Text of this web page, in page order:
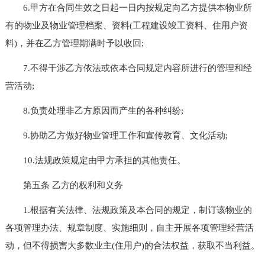
6.甲方在合同生效之日起一日内按规定向乙方提供本物业所
有的物业及物业管理档案、资料(工程建设竣工资料、住用户资
料)，并在乙方管理期满时予以收回;
7.不得干涉乙方依法或依本合同规定内容所进行的管理和经
营活动;
8.负责处理非乙方原因而产生的各种纠纷;
9.协助乙方做好物业管理工作和宣传教育、文化活动;
10.法规政策规定由甲方承担的其他责任。
第五条 乙方的权利和义务
1.根据有关法律、法规政策及本合同的规定，制订该物业的
各项管理办法、规章制度、实施细则，自主开展各项管理经营活
动，但不得损害大多数业主(住用户)的合法权益，获取不当利益。